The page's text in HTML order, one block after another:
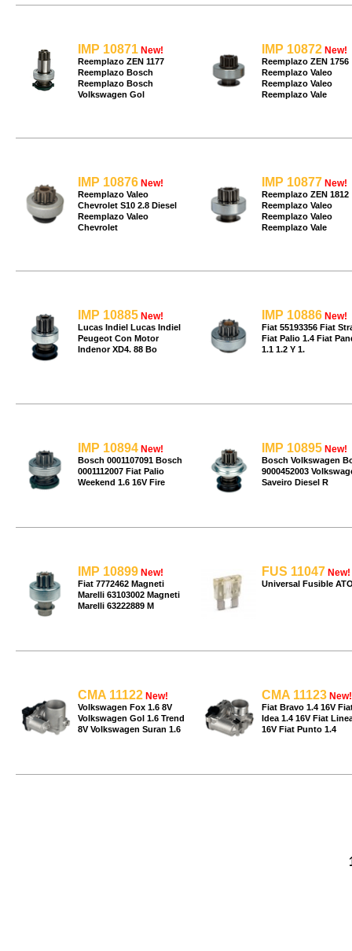
IMP 10871 New!
Reemplazo ZEN 1177
Reemplazo Bosch
Reemplazo Bosch
Volkswagen Gol
IMP 10872 New!
Reemplazo ZEN 1756
Reemplazo Valeo
Reemplazo Valeo
Reemplazo Vale
IMP 10876 New!
Reemplazo Valeo
Chevrolet S10 2.8 Diesel
Reemplazo Valeo
Chevrolet
IMP 10877 New!
Reemplazo ZEN 1812
Reemplazo Valeo
Reemplazo Valeo
Reemplazo Vale
IMP 10885 New!
Lucas Indiel Lucas Indiel
Peugeot Con Motor
Indenor XD4. 88 Bo
IMP 10886 New!
Fiat 55193356 Fiat
Fiat Palio 1.4 Fiat
1.1 1.2 Y 1.
IMP 10894 New!
Bosch 0001107091 Bosch
0001112007 Fiat Palio
Weekend 1.6 16V Fire
IMP 10895 New!
Bosch Volkswagen
9000452003
Saveiro Diesel R
IMP 10899 New!
Fiat 7772462 Magneti
Marelli 63103002 Magneti
Marelli 63222889 M
FUS 11047 New!
Universal Fusible
CMA 11122 New!
Volkswagen Fox 1.6 8V
Volkswagen Gol 1.6 Trend
8V Volkswagen Suran 1.6
CMA 11123 New!
Fiat Bravo 1.4 16V
Idea 1.4 16V Fiat
16V Fiat Punto 1.4